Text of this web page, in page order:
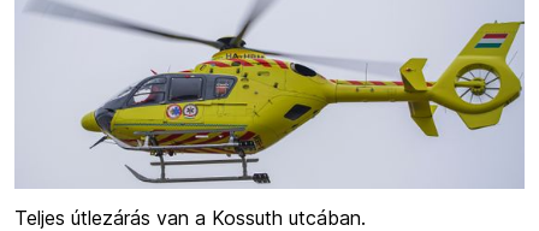
Teljes útlezárás van a Kossuth utcában.